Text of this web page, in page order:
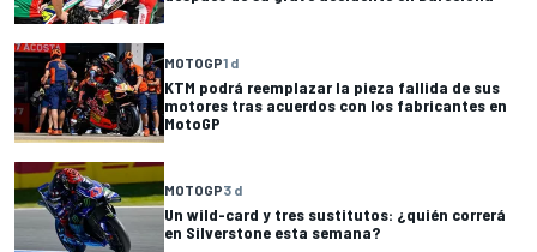
MOTOGP1 d
KTM podrá reemplazar la pieza fallida de sus
motores tras acuerdos con los fabricantes en
MotoGP
MOTOGP3 d
Un wild-card y tres sustitutos: ¿quién correrá
en Silverstone esta semana?